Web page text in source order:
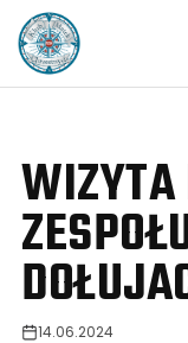
WIZYTA
14.06.2024